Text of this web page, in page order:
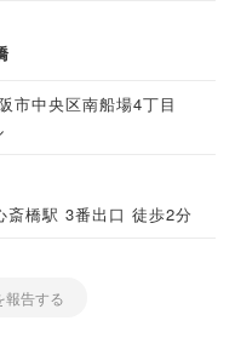
市中央区南船場4丁目
斎橋駅 3番出口 徒歩2分
報告する